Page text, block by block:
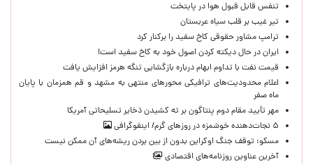
تنفس قابل قبول هوا در پایتخت
تیر غیب بر قلب سیاه عربستان
ترامپ مشاور حقوقی کاخ سفید را برکنار کرد
ایران در حال دیکته کردن اصول خود به کاخ سفید است!
قیمت نفت با تداوم ابهام درباره بازگشایی تنگه هرمز افزایش یافت
اعلام محدودیت‌های ترافیکی محورهای منتهی به مشهد و قم همزمان با پایان
ماه صفر
مهر تأیید مقام دوم پنتاگون بر ته کشیدن ذخایر تسلیحاتی آمریکا
۵ نجات‌دهنده خوشمزه در روزهای گرم/ اینفوگرافی
مسکو: توقف جنگ اوکراین بدون از بین بردن ریشه‌های آن ممکن نیست
آخرین عناوین روزنامه‌های اقتصادی